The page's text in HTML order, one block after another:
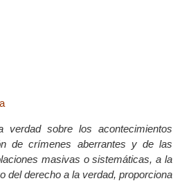
verdad sobre los acontecimientos
de crímenes aberrantes y de las
masivas o sistemáticas, a la
del derecho a la verdad, proporciona